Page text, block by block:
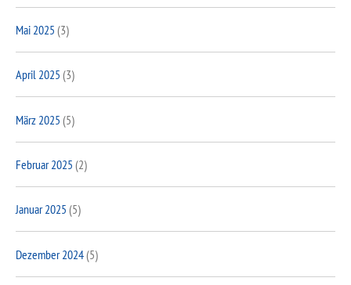
Mai 2025 (3)
April 2025 (3)
März 2025 (5)
Februar 2025 (2)
Januar 2025 (5)
Dezember 2024(5)